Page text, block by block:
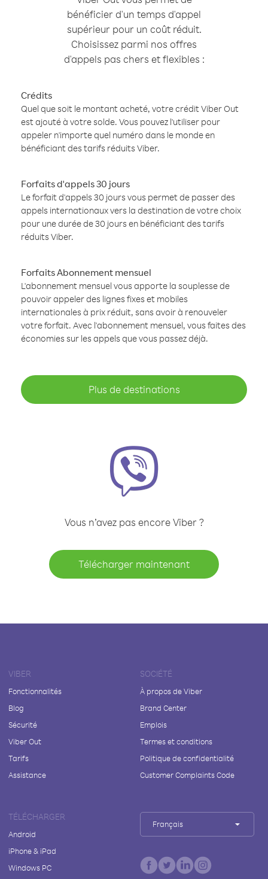
bénéficier d'un temps d'appel
supérieur pour un coût réduit.
Choisissez parmi nos offres
d'appels pas chers et flexibles :
Crédits
Quel que soit le montant acheté, votre crédit Viber Out
est ajouté à votre solde. Vous pouvez l'utiliser pour
appeler n'importe quel numéro dans le monde en
bénéficiant des tarifs réduits Viber.
Forfaits d'appels 30 jours
Le forfait d'appels 30 jours vous permet de passer des
appels internationaux vers la destination de votre choix
pour une durée de 30 jours en bénéficiant des tarifs
réduits Viber.
Forfaits Abonnement mensuel
L'abonnement mensuel vous apporte la souplesse de
pouvoir appeler des lignes fixes et mobiles
internationales à prix réduit, sans avoir à renouveler
votre forfait. Avec l'abonnement mensuel, vous faites des
économies sur les appels que vous passez déjà.
Plus de destinations
Vous n’avez pas encore Viber ?
Télécharger maintenant
VIBER
Fonctionnalités
Blog
Sécurité
Viber Out
Tarifs
Assistance
SOCIÉTÉ
À propos de Viber
Brand Center
Emplois
Termes et conditions
Politique de confidentialité
Customer Complaints Code
TÉLÉCHARGER
Android
iPhone & iPad
Windows PC
Français